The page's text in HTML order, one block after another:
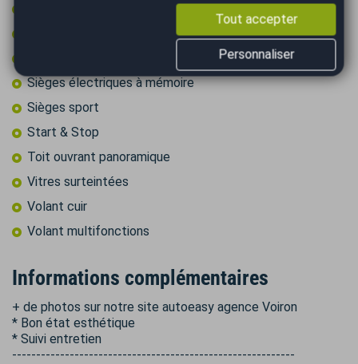
Rétroviseurs rabattables électriquement
Sièges électriques à mémoire
Sièges sport
Start & Stop
Toit ouvrant panoramique
Vitres surteintées
Volant cuir
Volant multifonctions
Informations complémentaires
+ de photos sur notre site autoeasy agence Voiron
* Bon état esthétique
* Suivi entretien
-----------------------------------------------------------
Tout accepter
Personnaliser